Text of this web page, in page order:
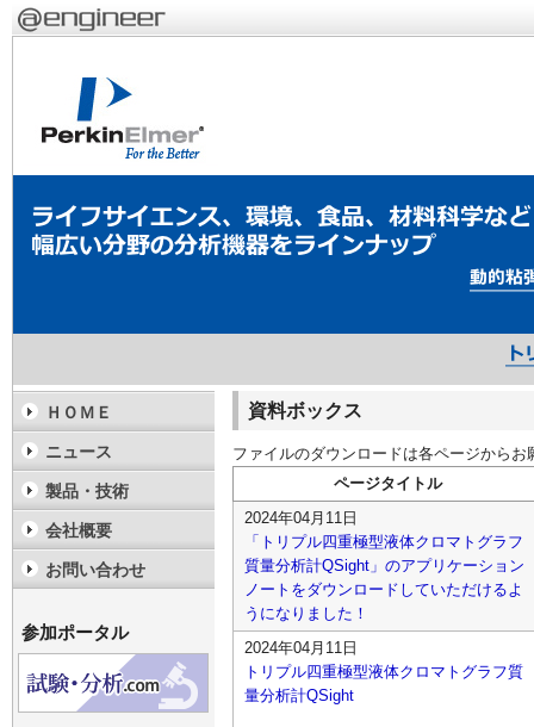
資料ボックス
ファイルのダウンロードは各ページからお
ページタイトル
2024年04月11日
「トリプル四重極型液体クロマトグラフ
質量分析計QSight」のアプリケーション
ノートをダウンロードしていただけるよ
うになりました！
2024年04月11日
トリプル四重極型液体クロマトグラフ質
量分析計QSight
ＨＯＭＥ
ニュース
製品・技術
会社概要
お問い合わせ
参加ポータル